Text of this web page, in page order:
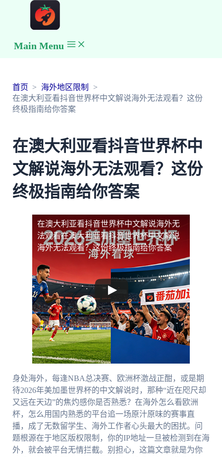
Main Menu
首页
海外地区限制
在澳大利亚看抖音世界杯中文解说海外无法观看？这份
终极指南给你答案
在澳大利亚看抖音世界杯中
文解说海外无法观看？这份
终极指南给你答案
在澳大利亚看抖音世界杯中文解说海外无
法观看在澳大利亚看抖音世界杯中文解说
海外无法观看？这份终极指南给你答案
身处海外，每逢NBA总决赛、欧洲杯激战正酣，或是期
待2026年美加墨世界杯的中文解说时，那种“近在咫尺却
又远在天边”的焦灼感你是否熟悉？在海外怎么看欧洲
杯，怎么用国内熟悉的平台追一场原汁原味的赛事直
播，成了无数留学生、海外工作者心头最大的困扰。问
题根源在于地区版权限制，你的IP地址一旦被检测到在海
外，就会被平台无情拦截。别担心，这篇文章就是为你